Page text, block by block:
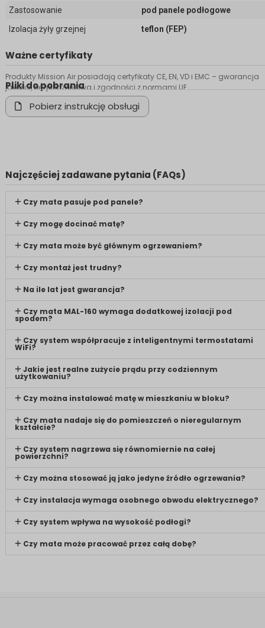
Zastosowanie
pod panele podłogowe
Izolacja żyły grzejnej
teflon (FEP)
Ważne certyfikaty
Produkty Mission Air posiadają certyfikaty CE, EN, VD i EMC – gwarancja
jakości, bezpieczeństwa i zgodności z normami UE.
Pliki do pobrania
Pobierz instrukcję obsługi
Najczęściej zadawane pytania (FAQs)
Czy mata pasuje pod panele?
Czy mogę docinać matę?
Czy mata może być głównym ogrzewaniem?
Czy montaż jest trudny?
Na ile lat jest gwarancja?
Czy mata MAL-160 wymaga dodatkowej izolacji pod
spodem?
Czy system współpracuje z inteligentnymi termostatami
WiFi?
Jakie jest realne zużycie prądu przy codziennym
użytkowaniu?
Czy można instalować matę w mieszkaniu w bloku?
Czy mata nadaje się do pomieszczeń o nieregularnym
kształcie?
Czy system nagrzewa się równomiernie na całej
powierzchni?
Czy można stosować ją jako jedyne źródło ogrzewania?
Czy instalacja wymaga osobnego obwodu elektrycznego?
Czy system wpływa na wysokość podłogi?
Czy mata może pracować przez całą dobę?